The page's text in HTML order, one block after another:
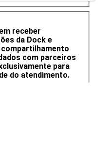
receber
da Dock e
com parceiros
para
do atendimento.